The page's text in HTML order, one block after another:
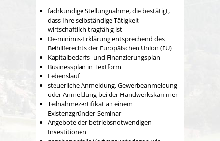
fachkundige Stellungnahme, die bestätigt,
dass Ihre selbständige Tätigkeit
wirtschaftlich tragfähig ist
De-minimis-Erklärung entsprechend des
Beihilferechts der Europäischen Union (EU)
Kapitalbedarfs- und Finanzierungsplan
Businessplan in Textform
Lebenslauf
steuerliche Anmeldung, Gewerbeanmeldung
oder Anmeldung bei der Handwerkskammer
Teilnahmezertifikat an einem
Existenzgründer-Seminar
Angebote der betriebsnotwendigen
Investitionen